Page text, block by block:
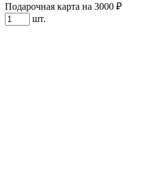
Подарочная карта на 3000 ₽
шт.